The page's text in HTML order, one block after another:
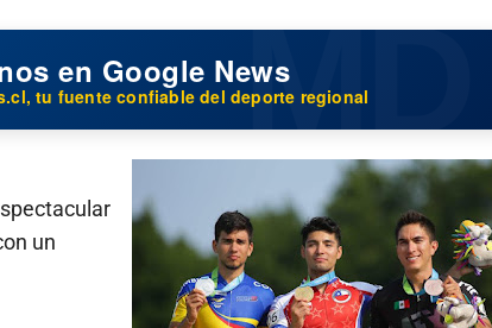
en Google News
tu fuente confiable del deporte regional
un